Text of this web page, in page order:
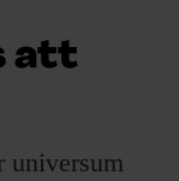
att
universum